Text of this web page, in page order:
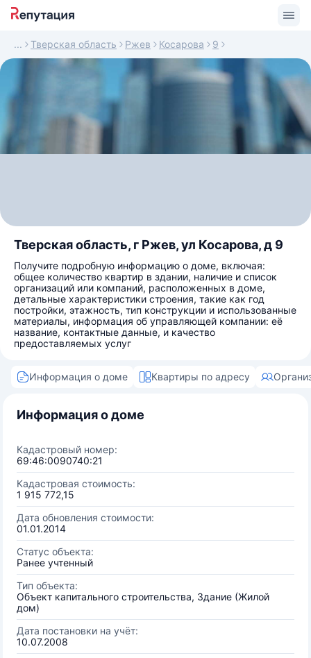
Тверская область Ржев Косарова 9
Тверская область, г Ржев, ул Косарова, д 9
Получите подробную информацию о доме, включая:
общее количество квартир в здании, наличие и список
организаций или компаний, расположенных в доме,
детальные характеристики строения, такие как год
постройки, этажность, тип конструкции и использованные
материалы, информация об управляющей компании: её
название, контактные данные, и качество
предоставляемых услуг
Информация о доме Квартиры по адресу
Информация о доме
Кадастровый номер:
69:46:0090740:21
Кадастровая стоимость:
1 915 772,15
Дата обновления стоимости:
01.01.2014
Статус объекта:
Ранее учтенный
Тип объекта:
Объект капитального строительства, Здание (Жилой
дом)
Дата постановки на учёт:
10.07.2008